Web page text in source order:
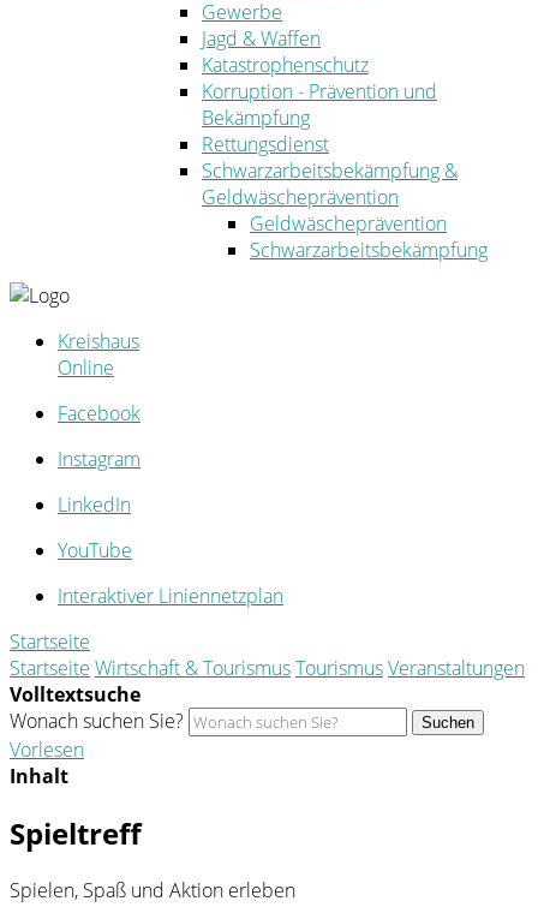
Gewerbe
Jagd & Waffen
Katastrophenschutz
Korruption - Prävention und
Bekämpfung
Rettungsdienst
Schwarzarbeitsbekämpfung &
Geldwäscheprävention
Geldwäscheprävention
Schwarzarbeitsbekämpfung
Kreishaus
Online
Facebook
Instagram
LinkedIn
YouTube
Interaktiver Liniennetzplan
Startseite
Startseite Wirtschaft & TourismusTourismusVeranstaltungen
Volltextsuche
Wonach suchen Sie?
Suchen
Vorlesen
Inhalt
Spieltreff
Spielen, Spaß und Aktion erleben